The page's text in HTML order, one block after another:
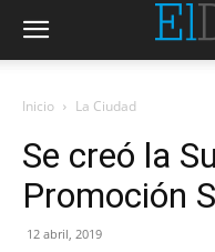
Inicio La Ciudad
Se creó la
Promoción
12 abril, 2019